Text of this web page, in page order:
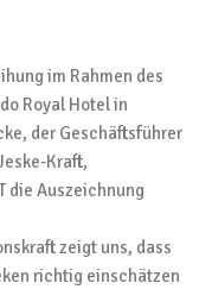
im Rahmen des
Royal Hotel in
der Geschäftsführer
Kraft,
die Auszeichnung
zeigt uns, dass
richtig einschätzen